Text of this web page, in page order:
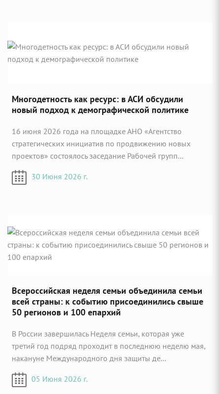
Многодетность как ресурс: в АСИ обсудили
новый подход к демографической политике
16 июня 2026 года на площадке АНО «Агентство
стратегических инициатив по продвижению новых
проектов» состоялось заседание Рабочей групп...
30 Июня 2026 г.
Всероссийская неделя семьи объединила семьи
всей страны: к событию присоединились свыше
50 регионов и 100 епархий
В России завершилась Неделя семьи, которая уже
третий год подряд проходит в последнюю неделю мая,
накануне Международного дня защиты де...
05 Июня 2026 г.